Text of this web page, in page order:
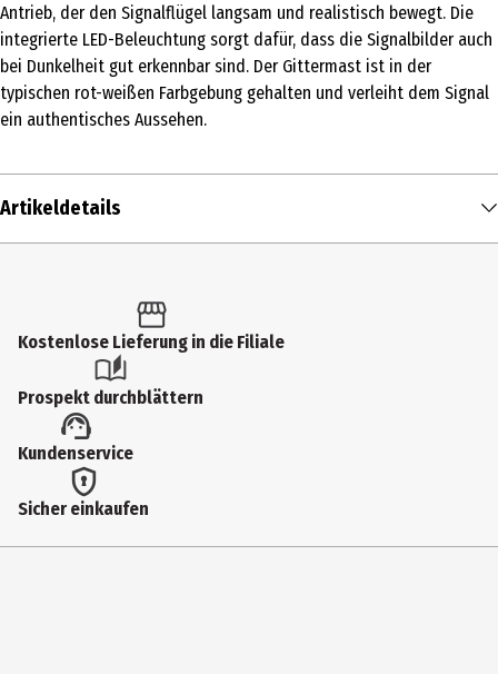
Antrieb, der den Signalflügel langsam und realistisch bewegt. Die
integrierte LED-Beleuchtung sorgt dafür, dass die Signalbilder auch
bei Dunkelheit gut erkennbar sind. Der Gittermast ist in der
typischen rot-weißen Farbgebung gehalten und verleiht dem Signal
ein authentisches Aussehen.
Artikeldetails
Produkttyp
Altersempfehlung ab
15 Jahre
Altersempfehlung bis
Kostenlose Lieferung in die Filiale
Prospekt durchblättern
Kundenservice
Sicher einkaufen